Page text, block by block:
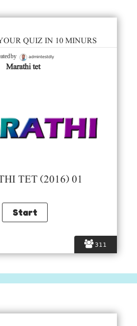
311
QUIZ IN 10 MINURS
by admintestdly
Marathi tet
TET (2016) 01